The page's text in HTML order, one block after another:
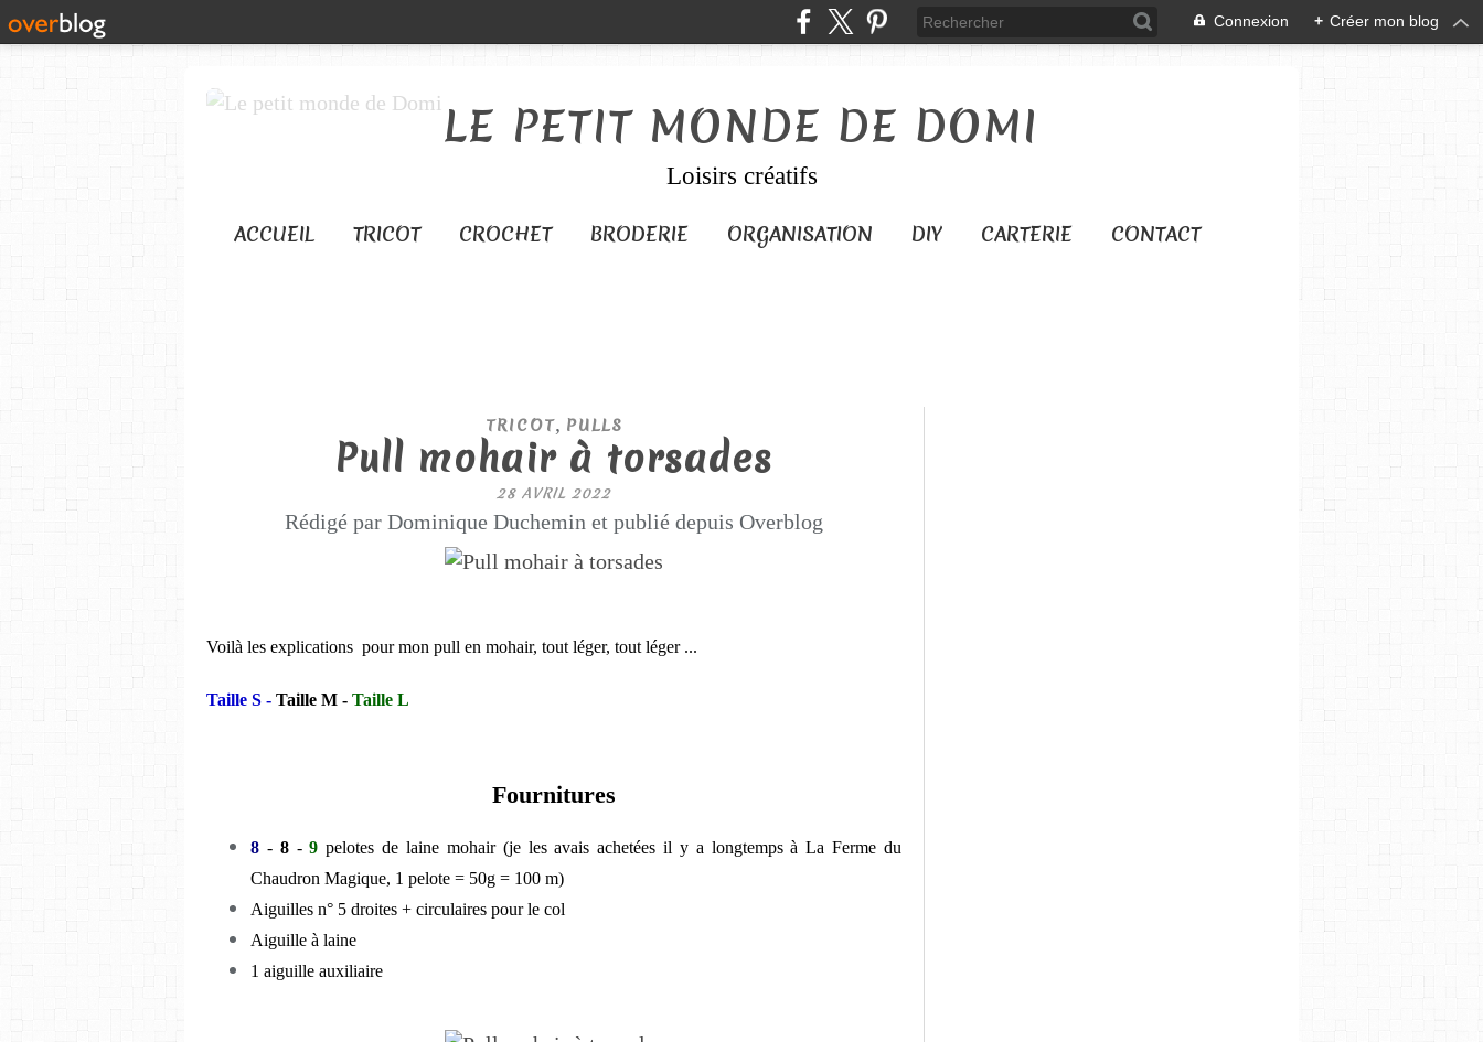
Connexion + Créer mon blog
LE PETIT MONDE DE DOMI
Loisirs créatifs
ACCUEIL TRICOT CROCHET BRODERIE ORGANISATION DIY CARTERIE CONTACT
TRICOT, PULLS
Pull mohair à torsades
28 AVRIL 2022
Rédigé par Dominique Duchemin et publié depuis Overblog
Voilà les explications pour mon pull en mohair, tout léger, tout léger ...
Taille S - Taille M - Taille L
Fournitures
8 - 8-9 pelotes de laine mohair (je les avais achetées il y a longtemps à La Ferme du
Chaudron Magique, 1 pelote = 50g = 100 m)
Aiguilles n° 5 droites + circulaires pour le col
Aiguille à laine
1 aiguille auxiliaire